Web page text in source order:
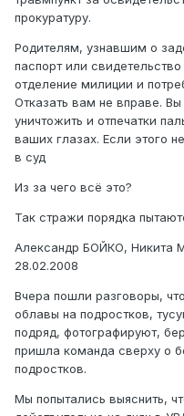
прокуратуру.
Родителям, узнавшим о
паспорт или
отделение милиции и
Отказать вам не вправе.
уничтожить и отпечатки
ваших глазах. Если этого
в суд
Из за чего всё это?
Так стражи порядка
Александр БОЙКО, Никита
28.02.2008
Вчера пошли разговоры,
облавы на подростков,
подряд, фотографируют,
пришла команда сверху о
подростков.
Мы попытались выяснить,